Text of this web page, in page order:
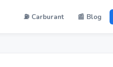
⛽ Carburant 📰 Blog